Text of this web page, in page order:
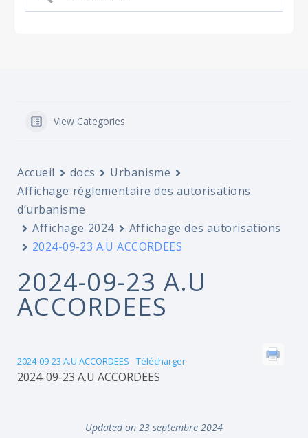
View Categories
Accueil docs
Urbanisme
Affichage réglementaire des autorisations
d’urbanisme
Affichage 2024
Affichage des autorisations
2024-09-23 A.U ACCORDEES
2024-09-23 A.U
ACCORDEES
2024-09-23 A.U ACCORDEES Télécharger
2024-09-23 A.U ACCORDEES
Updated on 23 septembre 2024